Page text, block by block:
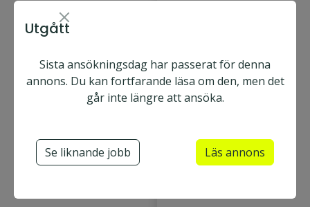
airteam Sweden
Örebro Heltid
Montör
Utgått
Sista ansökningsdag har passerat för denna
annons. Du kan fortfarande läsa om den, men det
går inte längre att ansöka.
Se liknande jobb Läs annons